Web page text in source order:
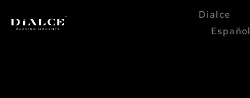
Dialce
Español